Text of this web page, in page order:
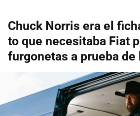
Chuck Norris era el
to que necesitaba Fiat
furgonetas a prueba de